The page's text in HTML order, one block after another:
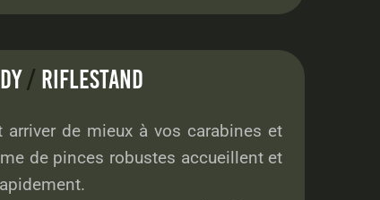
/ RIFLESTAND
de mieux à vos carabines et
de pinces robustes accueillent et